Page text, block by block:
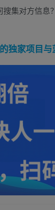
集对方信
独家项目